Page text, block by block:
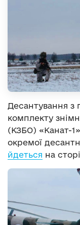
Десантування з
комплекту
(КЗБО) «Канат-
окремої
йдеться на